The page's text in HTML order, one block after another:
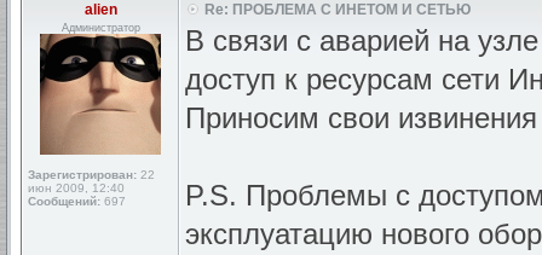
alien
Администратор
Зарегистрирован: 22
июн 2009, 12:40
Сообщений: 697
Re: ПРОБЛЕМА С ИНЕТОМ И СЕТЬЮ
В связи с аварией на
доступ к ресурсам сети
Приносим свои
P.S. Проблемы с
эксплуатацию нового